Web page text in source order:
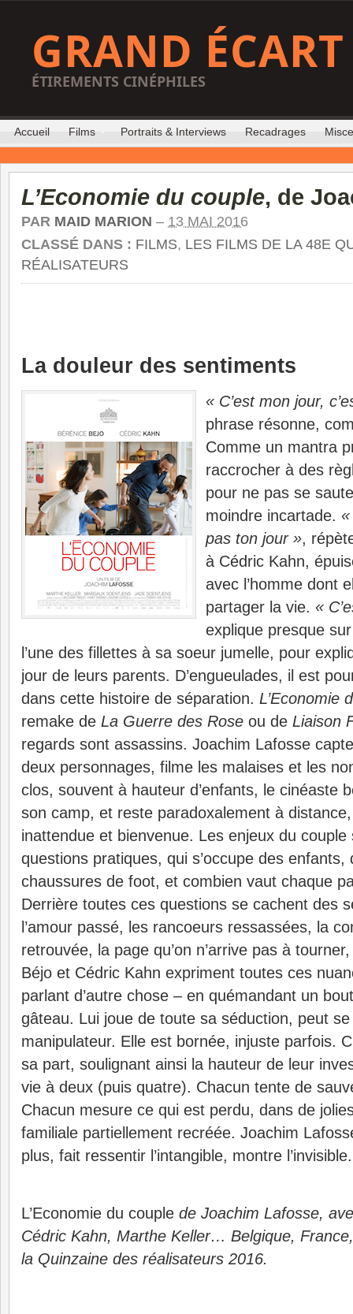
GRAND ÉCART
ÉTIREMENTS CINÉPHILES
Accueil Films Portraits & Interviews Recadrages
L’Economie du couple, de
PAR MAID MARION – 13 MAI 2016
CLASSÉ DANS : FILMS, LES FILMS DE LA 48E
RÉALISATEURS
La douleur des sentiments
« C’est mon jour,
phrase résonne,
Comme un mantra
raccrocher à des
pour ne pas se
moindre incartade. «
pas ton jour »,
à Cédric Kahn,
avec l’homme dont
partager la vie. «
explique presque
l’une des fillettes à sa soeur jumelle, pour
jour de leurs parents. D’engueulades, il est
dans cette histoire de séparation. L’Economie
remake de La Guerre des Rose ou de Liaison
regards sont assassins. Joachim Lafosse
deux personnages, filme les malaises et les
clos, souvent à hauteur d’enfants, le cinéaste
son camp, et reste paradoxalement à
inattendue et bienvenue. Les enjeux du
questions pratiques, qui s’occupe des
chaussures de foot, et combien vaut chaque
Derrière toutes ces questions se cachent des
l’amour passé, les rancoeurs ressassées, la
retrouvée, la page qu’on n’arrive pas à
Béjo et Cédric Kahn expriment toutes ces
parlant d’autre chose – en quémandant un
gâteau. Lui joue de toute sa séduction, peut
manipulateur. Elle est bornée, injuste parfois.
sa part, soulignant ainsi la hauteur de leur
vie à deux (puis quatre). Chacun tente de
Chacun mesure ce qui est perdu, dans de
familiale partiellement recréée. Joachim
plus, fait ressentir l’intangible, montre l’invisible.
L’Economie du couple de Joachim Lafosse,
Cédric Kahn, Marthe Keller… Belgique,
la Quinzaine des réalisateurs 2016.